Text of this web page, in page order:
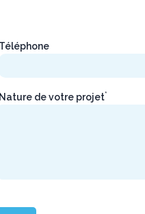
Téléphone
Nature de votre projet*